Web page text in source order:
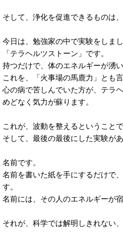
そして、浄化を促進できるものは
今日は、勉強家の中で実験をしまし
「テラヘルツストーン」です。
持つだけで、体のエネルギーが湧い
これを、「火事場の馬鹿力」とも言
心の病で苦しんでいた方が、テラ
めどなく気力が蘇ります。
これが、波動を整えるということで
そして、最後の最後にした実験があ
名前です。
名前を書いた紙を手にするだけで
す。
名前には、その人のエネルギーが宿
それが、科学では解明しきれない